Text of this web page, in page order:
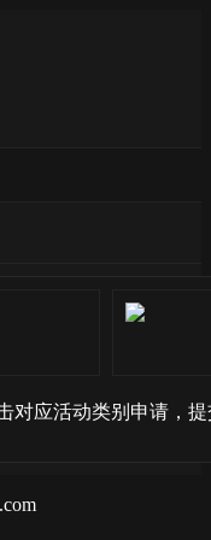
对应活动类别申请，